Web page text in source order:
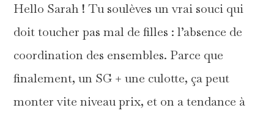
Hello Sarah ! Tu soulèves un vrai souci qui
doit toucher pas mal de filles : l’absence de
coordination des ensembles. Parce que
finalement, un SG + une culotte, ça peut
monter vite niveau prix, et on a tendance à